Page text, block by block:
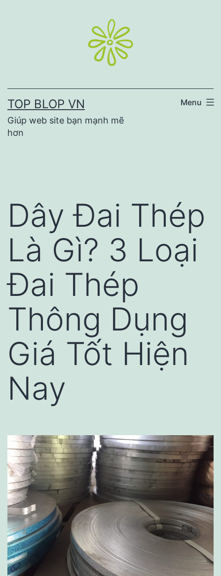
TOP BLOP VN
Giúp web site bạn mạnh mẽ
hơn
Menu
Dây Đai Thép
Là Gì? 3 Loại
Đai Thép
Thông Dụng
Giá Tốt Hiện
Nay